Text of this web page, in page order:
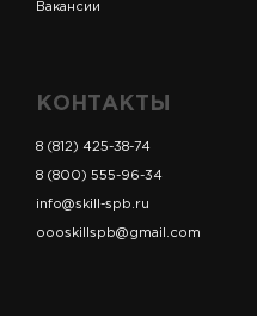
Вакансии
КОНТАКТЫ
8 (812) 425-38-74
8 (800) 555-96-34
info@skill-spb.ru
oooskillspb@gmail.com